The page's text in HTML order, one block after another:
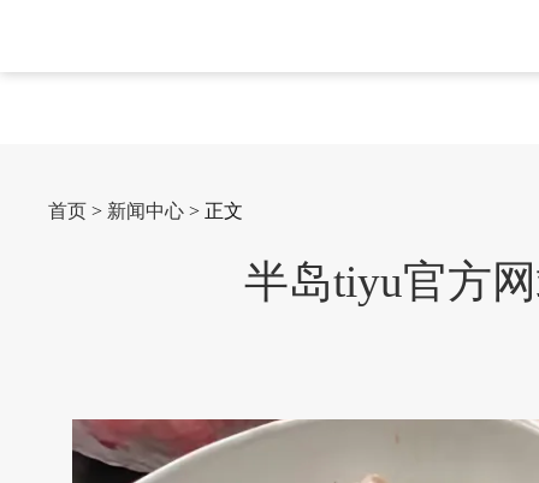
首页 > 新闻中心 > 正文
半岛tiyu官方